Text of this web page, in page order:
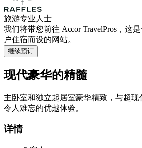
旅游专业人士
我们将带您前往 Accor TravelPros，这
户住宿而设的网站。
继续预订
现代豪华的精髓
主卧室和独立起居室豪华精致，与超
令人难忘的优越体验。
详情